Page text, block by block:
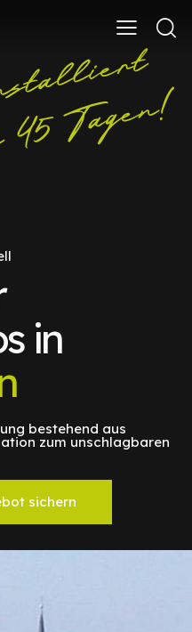
in
bestehend aus
zum unschlagbaren
sichern